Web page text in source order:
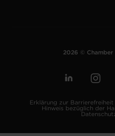
2026 © Chamber
Erklärung zur Barrierefreiheit
Hinweis bezüglich der